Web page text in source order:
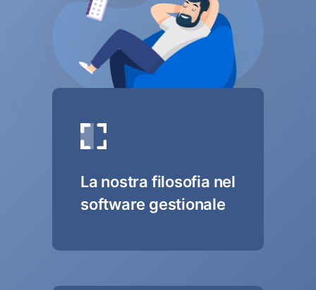
La nostra filosofia nel
software gestionale